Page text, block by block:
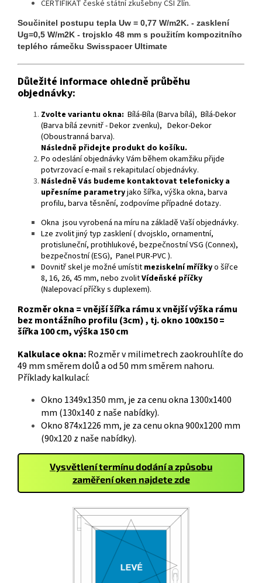
CERTIFIKÁT české státní zkušebny CSI Zlín.
Součinitel postupu tepla Uw = 0,77 W/m2K. - zasklení
Ug=0,5 W/m2K - trojsklo 48 mm s použitím kompozitního
teplého rámečku Swisspacer Ultimate
Důležité informace ohledně průběhu
objednávky:
Zvolte variantu okna: Bílá-Bíla (Barva bílá), Bílá-Dekor
(Barva bílá zevnitř - Dekor zvenku), Dekor-Dekor
(Oboustranná barva).
Následně přidejte produkt do košíku.
Po odeslání objednávky Vám během okamžiku přijde
potvrzovací e-mail s rekapitulací objednávky.
Následně Vás budeme kontaktovat telefonicky a
upřesníme parametryjako šířka, výška okna, barva
profilu, barva těsnění, zodpovíme případné dotazy.
Okna jsou vyrobená na míru na základě Vaší objednávky.
Lze zvolit jiný typ zasklení ( dvojsklo, ornamentní,
protisluneční, protihlukové, bezpečnostní VSG (Connex),
bezpečnostní (ESG), Panel PUR-PVC ).
Dovnitř skel je možné umístit meziskelní mřížkyo šířce
8, 16, 26, 45 mm, nebo zvolitVídeňské příčky
(Nalepovací příčky s duplexem).
Rozměr okna = vnější šířka rámu x vnější výška rámu
bez montážního profilu (3cm) , tj. okno 100x150 =
šířka 100 cm, výška 150 cm
Kalkulace okna:Rozměr v milimetrech zaokrouhlíte do
49 mm směrem dolů a od 50 mm směrem nahoru.
Příklady kalkulací:
Okno 1349x1350 mm, je za cenu okna 1300x1400
mm (130x140 z naše nabídky).
Okno 874x1226 mm, je za cenu okna 900x1200 mm
(90x120 z naše nabídky).
Vysvětlení termínu dodání a způsobu
zaměření oken najdete zde